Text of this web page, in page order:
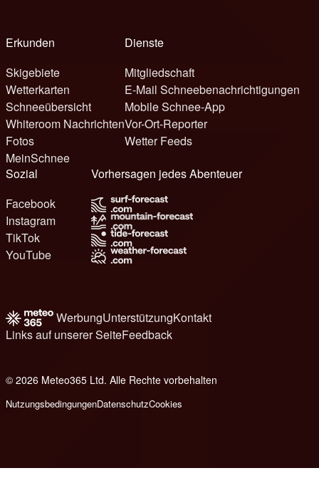
Erkunden
Skigebiete
Wetterkarten
Schneeübersicht
Whiteroom Nachrichten
Fotos
MeinSchnee
Dienste
Mitgliedschaft
E-Mail Schneebenachrichtigungen
Mobile Schnee-App
Vor-Ort-Reporter
Wetter Feeds
Sozial
Facebook
Instagram
TikTok
YouTube
Vorhersagen jedes Abenteuer
WerbungUnterstützungKontakt
Links auf unserer SeiteFeedback
© 2026 Meteo365 Ltd. Alle Rechte vorbehalten
NutzungsbedingungenDatenschutzCookies